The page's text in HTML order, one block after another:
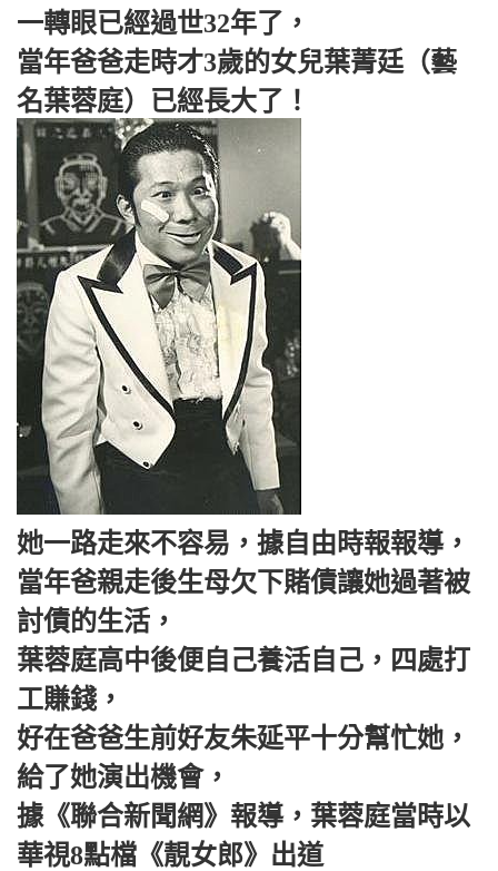
一轉眼已經過世32年了，
當年爸爸走時才3歲的女兒葉菁廷（藝
名葉蓉庭）已經長大了！
她一路走來不容易，據自由時報報導，
當年爸親走後生母欠下賭債讓她過著被
討債的生活，
葉蓉庭高中後便自己養活自己，四處打
工賺錢，
好在爸爸生前好友朱延平十分幫忙她，
給了她演出機會，
據《聯合新聞網》報導，葉蓉庭當時以
華視8點檔《靚女郎》出道